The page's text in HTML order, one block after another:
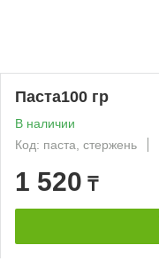
Паста100 гр
В наличии
Код: паста, стержень
1 520 ₸